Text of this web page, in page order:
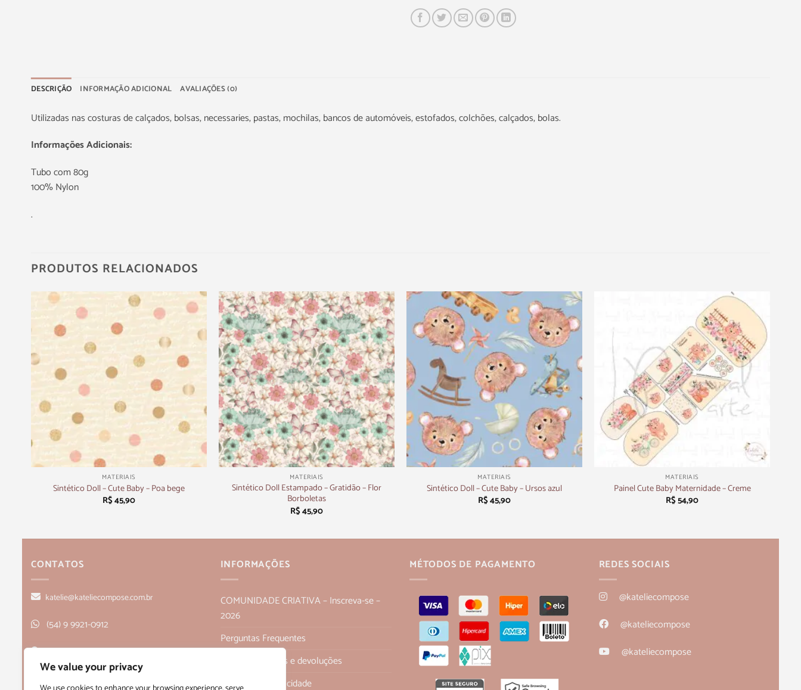
We value your privacy
DESCRIÇÃO INFORMAÇÃO ADICIONAL AVALIAÇÕES (0)
Utilizadas nas costuras de calçados, bolsas, necessaries, pastas, mochilas, bancos de automóveis, estofados, colchões, calçados, bolas.
Informações Adicionais:
Tubo com 80g
100% Nylon
.
PRODUTOS RELACIONADOS
+
MATERIAIS
Sintético Doll – Cute Baby – Poa bege
R$45,90
+
MATERIAIS
Sintético Doll Estampado – Gratidão – Flor
Borboletas
R$45,90
MATERIAIS
Sintético Doll – Cute Baby – Ursos azul
R$45,90
MATERIAIS
Painel Cute Baby Maternidade – Creme
R$54,90
CONTATOS
katelie@kateliecompose.com.br
(54) 9 9921-0912
Rua Alagoas, 166, sala 1, Bairro Humaitá
- Bento Gonçalves, RS CEP 95705-026
INFORMAÇÕES
COMUNIDADE CRIATIVA – Inscreva-se –
2026
Perguntas Frequentes
Política de trocas e devoluções
Políticas de Privacidade
MÉTODOS DE PAGAMENTO REDES SOCIAIS
@kateliecompose
@kateliecompose
@kateliecompose